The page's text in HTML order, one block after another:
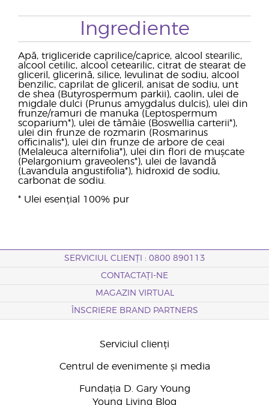
Ingrediente
Apă, trigliceride caprilice/caprice, alcool stearilic,
alcool cetilic, alcool cetearilic, citrat de stearat de
gliceril, glicerină, silice, levulinat de sodiu, alcool
benzilic, caprilat de gliceril, anisat de sodiu, unt
de shea (Butyrospermum parkii), caolin, ulei de
migdale dulci (Prunus amygdalus dulcis), ulei din
frunze/ramuri de manuka (Leptospermum
scoparium*), ulei de tămâie (Boswellia carterii*),
ulei din frunze de rozmarin (Rosmarinus
officinalis*), ulei din frunze de arbore de ceai
(Melaleuca alternifolia*), ulei din flori de mușcate
(Pelargonium graveolens*), ulei de lavandă
(Lavandula angustifolia*), hidroxid de sodiu,
carbonat de sodiu.
* Ulei esențial 100% pur
SERVICIUL CLIENȚI : 0800 890113
CONTACTAȚI-NE
MAGAZIN VIRTUAL
ÎNSCRIERE BRAND PARTNERS
Serviciul clienți
Centrul de evenimente și media
Fundația D. Gary Young
Young Living Blog